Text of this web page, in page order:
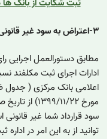
ثبت شکایت از بانک
۳-اعتراض به سود غیر قانونی در اداره اجرای ثبت
مطابق دستورالعمل اجرایی رای وحدت رویه
ادارات اجرای ثبت مکلفند
مورخ ۱۳۹۹/۱۱/
سود قرارداد شما غیر
توانید از به این امر در